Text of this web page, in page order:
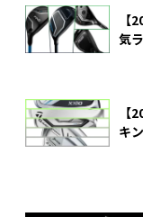
【
気
【
キ